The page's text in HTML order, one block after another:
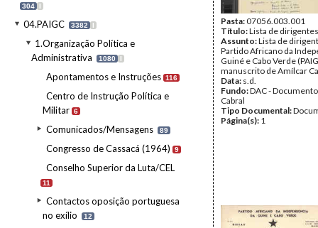
304 I
04.PAIGC 3382 I
1.Organização Política e
Administrativa
1080 I
Apontamentos e Instruções 116
Centro de Instrução Política e
Militar 6
Comunicados/Mensagens 89
Congresso de Cassacá (1964) 9
Conselho Superior da Luta/CEL
11
Contactos oposição portuguesa
no exílio
12
Pasta:07056.003.001
Título:Lista de
Assunto:Lista de
Partido Africano da
Guiné e Cabo Verde
manuscrito de Amílcar
Data: s.d.
Fundo:DAC -
Cabral
Tipo Documental:
Página(s): 1